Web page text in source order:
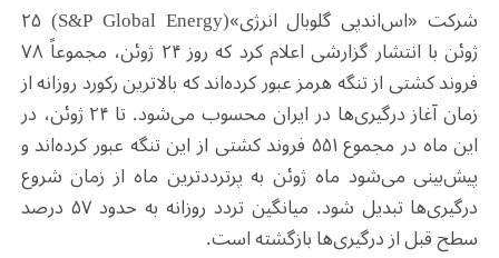
شرکت «اس‌اندپی گلوبال انرژی»(S&P Global Energy) ۲۵
ژوئن با انتشار گزارشی اعلام کرد که روز ۲۴ ژوئن، مجموعاً ۷۸
فروند کشتی از تنگه هرمز عبور کرده‌اند که بالاترین رکورد روزانه از
زمان آغاز درگیری‌ها در ایران محسوب می‌شود. تا ۲۴ ژوئن، در
این ماه در مجموع ۵۵۱ فروند کشتی از این تنگه عبور کرده‌اند و
پیش‌بینی می‌شود ماه ژوئن به پرترددترین ماه از زمان شروع
درگیری‌ها تبدیل شود. میانگین تردد روزانه به حدود ۵۷ درصد
سطح قبل از درگیری‌ها بازگشته است.